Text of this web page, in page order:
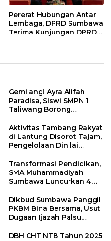
Pererat Hubungan Antar
Lembaga, DPRD Sumbawa
Terima Kunjungan DPRD
Gemilang! Ayra Alifah
Paradisa, Siswi SMPN 1
Taliwang Borong
Remaja NTB 2026
Aktivitas Tambang Rakyat
di Lantung Disorot Tajam,
Pengelolaan Dinilai
Lingkungan
Transformasi Pendidikan,
SMA Muhammadiyah
Sumbawa Luncurkan 4
Siswa Baru 2026
Dikbud Sumbawa Panggil
PKBM Bina Bersama, Usut
Dugaan Ijazah Palsu
DBH CHT NTB Tahun 2025